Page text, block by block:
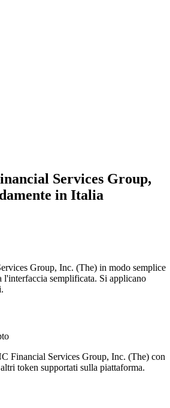
Services Group,
in Italia
Group, Inc. (The) in modo semplice
l'interfaccia semplificata. Si applicano
Financial Services Group, Inc. (The) con
token supportati sulla piattaforma.